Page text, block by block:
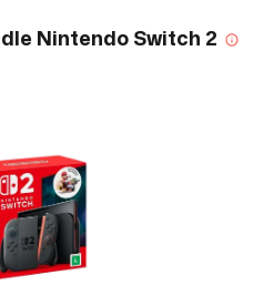
Nintendo Switch 2